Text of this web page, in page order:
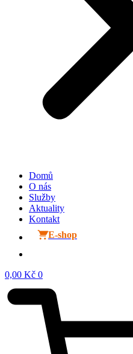
Domů
O nás
Služby
Aktuality
Kontakt
E-shop
0,00 Kč 0